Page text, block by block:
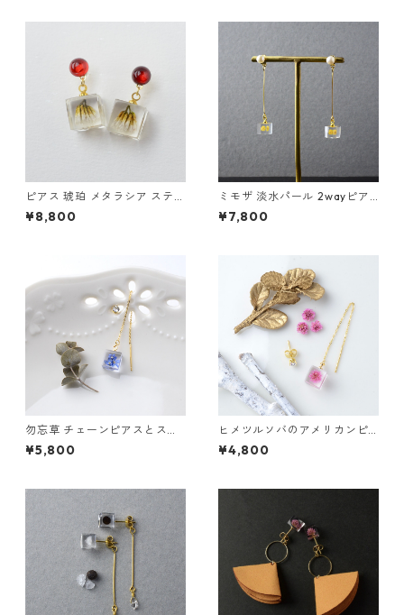
ピアス 琥珀 メタラシア ステン
レス ゴールド ギフト 誕生日プ
レゼント ギフトラッピング 結
¥8,800
ミモザ 淡水パール 2wayピア
ス ステンレス ギフト 誕生日プ
レゼント ギフトラッピング 結
¥7,800
勿忘草 チェーンピアスとスワ
ロフスキーのスタッズピアス
ギフト 誕生日プレゼント ギフ
¥5,800
ヒメツルソバのアメリカンピ
アスとスワロフスキーのスタ
ッズピアス ギフト 誕生日プレ
¥4,800